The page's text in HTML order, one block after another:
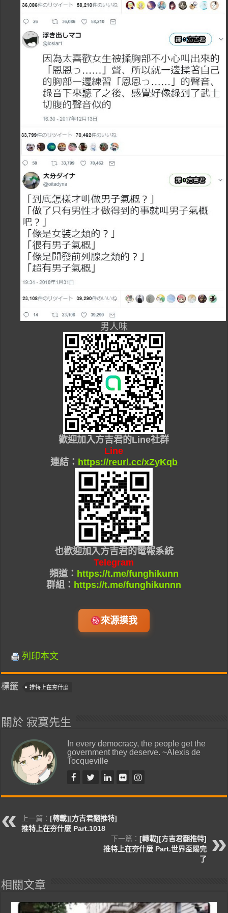
男人味
歡迎加入方吉君的Line社群
Line
連結： https://reurl.cc/xZyKqb
也歡迎加入方吉君的電報系統
Telegram
頻道： https://t.me/funghikunn
群組： https://t.me/funghikunnn
來源摸我
列印本文
標籤 推特上在夯什麼
關於 寂寞先生
In every democracy, the people get the
government they deserve. ~Alexis de
Tocqueville
上一篇：[轉載][方吉君翻推特]
推特上在夯什麼 Part.1018
下一篇： [轉載][方吉君翻推特]
推特上在夯什麼 Part.世界盃踢完
了
相關文章